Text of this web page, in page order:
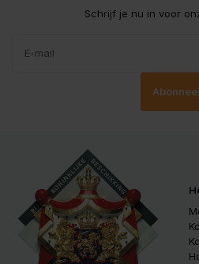
Schrijf je nu in voor